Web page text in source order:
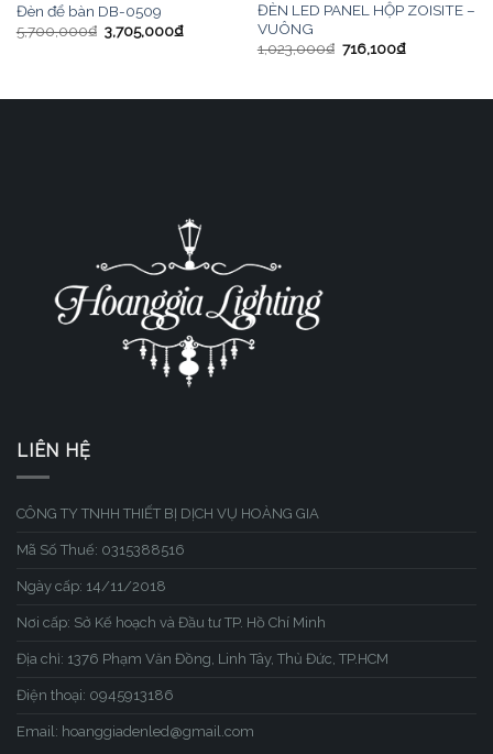
Đèn để bàn DB-0509
5,700,000₫ 3,705,000₫
ĐÈN LED PANEL HỘP ZOISITE –
VUÔNG
1,023,000₫ 716,100₫
LIÊN HỆ
CÔNG TY TNHH THIẾT BỊ DỊCH VỤ HOÀNG GIA
Mã Số Thuế: 0315388516
Ngày cấp: 14/11/2018
Nơi cấp: Sở Kế hoạch và Đầu tư TP. Hồ Chí Minh
Địa chỉ: 1376 Phạm Văn Đồng, Linh Tây, Thủ Đức, TP.HCM
Điện thoại: 0945913186
Email: hoanggiadenled@gmail.com